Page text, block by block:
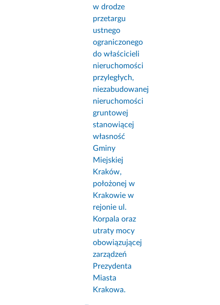
w drodze
przetargu
ustnego
ograniczonego
do właścicieli
nieruchomości
przyległych,
niezabudowanej
nieruchomości
gruntowej
stanowiącej
własność
Gminy
Miejskiej
Kraków,
położonej w
Krakowie w
rejonie ul.
Korpala oraz
utraty mocy
obowiązującej
zarządzeń
Prezydenta
Miasta
Krakowa.